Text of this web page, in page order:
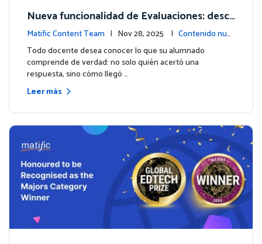
Nueva funcionalidad de Evaluaciones: descu
bre lo que tus estudiantes realmente saben
Matific Content Team | Nov 28, 2025 | Contenido nue
vo
Todo docente desea conocer lo que su alumnado
comprende de verdad: no solo quién acertó una
respuesta, sino cómo llegó …
Leer más